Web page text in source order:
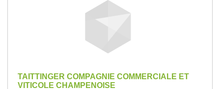
TAITTINGER COMPAGNIE COMMERCIALE ET
VITICOLE CHAMPENOISE